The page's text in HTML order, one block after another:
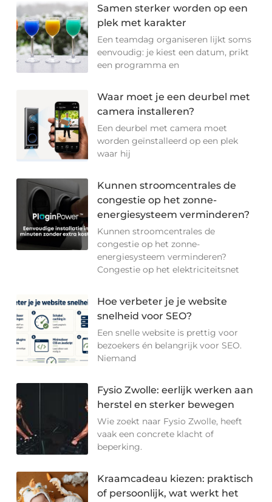
Samen sterker worden op een
plek met karakter
Een teamdag organiseren lijkt soms
eenvoudig: je kiest een datum, prikt
een programma en
Waar moet je een deurbel met
camera installeren?
Een deurbel met camera moet
worden geïnstalleerd op een plek
waar hij
Kunnen stroomcentrales de
congestie op het zonne-
energiesysteem verminderen?
Kunnen stroomcentrales de
congestie op het zonne-
energiesysteem verminderen?
Congestie op het elektriciteitsnet
Hoe verbeter je je website
snelheid voor SEO?
Een snelle website is prettig voor
bezoekers én belangrijk voor SEO.
Niemand
Fysio Zwolle: eerlijk werken aan
herstel en sterker bewegen
Wie zoekt naar Fysio Zwolle, heeft
vaak een concrete klacht of
beperking.
Kraamcadeau kiezen: praktisch
of persoonlijk, wat werkt het